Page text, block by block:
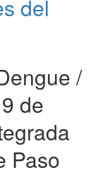
del
/
de
Paso